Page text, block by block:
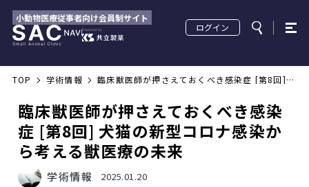
小動物医療従事者向け会員制サイト
ログイン
TOP 学術情報 臨床獣医師が押さえておくべき感染症 [第8回]
犬猫の新型コロナ感染から考える獣医療の未来
臨床獣医師が押さえておくべき感染
症 [第8回] 犬猫の新型コロナ感染か
ら考える獣医療の未来
学術情報 2025.01.20